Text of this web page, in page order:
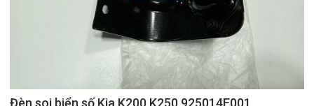
Đèn soi biển số Kia K200 K250 925014E001